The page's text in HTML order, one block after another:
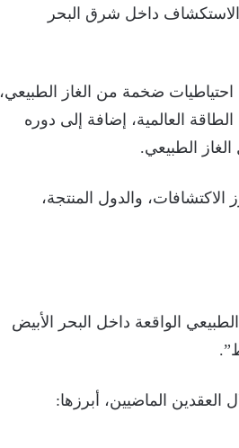
داخل شرق البحر
ضخمة من الغاز الطبيعي،
العالمية، إضافة إلى دوره
الطبيعي.
الاكتشافات، والدول المنتجة،
الواقعة داخل البحر الأبيض
الماضيين، أبرزها: